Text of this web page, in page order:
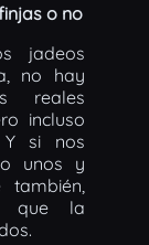
o no
jadeos
no hay
reales
incluso
Y si nos
unos y
que la